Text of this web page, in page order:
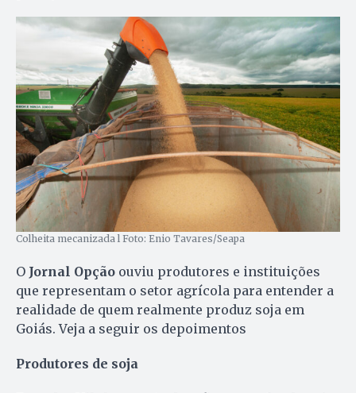
Colheita mecanizada l Foto: Enio Tavares/Seapa
O Jornal Opção ouviu produtores e instituições
que representam o setor agrícola para entender a
realidade de quem realmente produz soja em
Goiás. Veja a seguir os depoimentos
Produtores de soja